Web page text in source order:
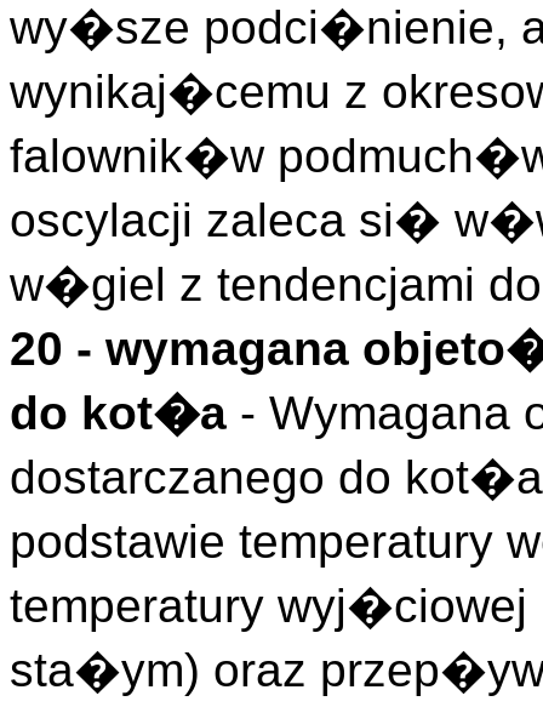
wy�sze podci�nienie,
wynikaj�cemu z
falownik�w
oscylacji zaleca si�
w�giel z tendencjami
20 - wymagana
do kot�a -
dostarczanego do
podstawie temperatury
temperatury
sta�ym) oraz